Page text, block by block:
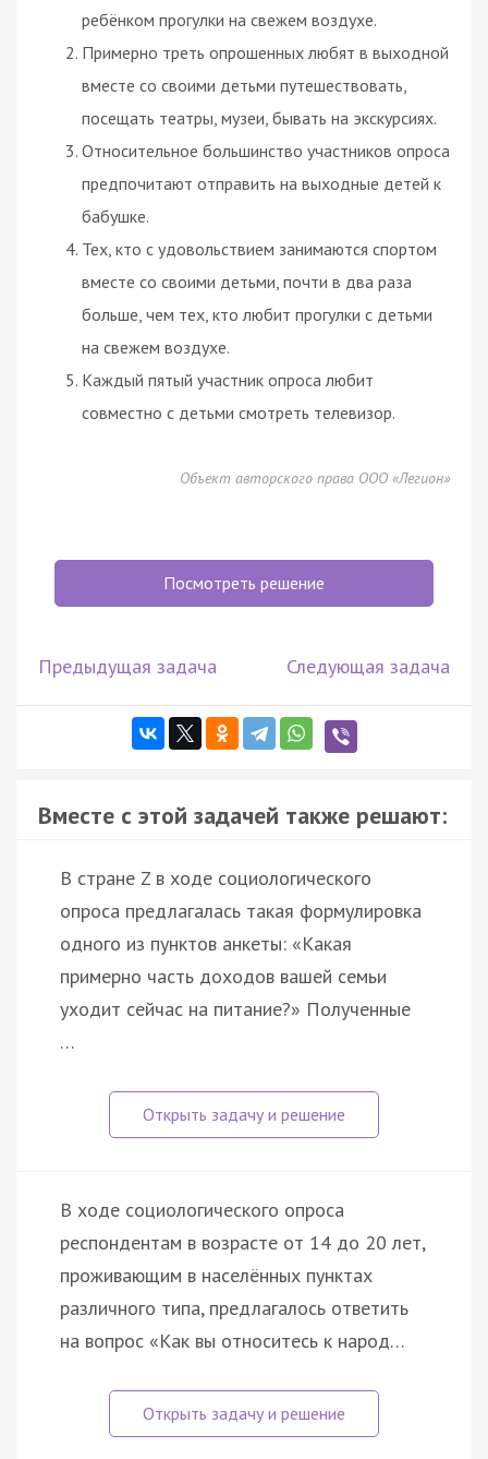
ребёнком прогулки на свежем воздухе.
Примерно треть опрошенных любят в выходной
вместе со своими детьми путешествовать,
посещать театры, музеи, бывать на экскурсиях.
Относительное большинство участников опроса
предпочитают отправить на выходные детей к
бабушке.
Тех, кто с удовольствием занимаются спортом
вместе со своими детьми, почти в два раза
больше, чем тех, кто любит прогулки с детьми
на свежем воздухе.
Каждый пятый участник опроса любит
совместно с детьми смотреть телевизор.
Объект авторского права ООО «Легион»
Посмотреть решение
Предыдущая задача Следующая задача
Вместе с этой задачей также решают:
В стране Z в ходе социологического
опроса предлагалась такая формулировка
одного из пунктов анкеты: «Какая
примерно часть доходов вашей семьи
уходит сейчас на питание?» Полученные
…
В ходе социологического опроса
респондентам в возрасте от 14 до 20 лет,
проживающим в населённых пунктах
различного типа, предлагалось ответить
на вопрос «Как вы относитесь к народ…